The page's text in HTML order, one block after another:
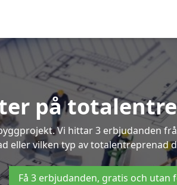
på
Vi hittar 3 erbjudanden
eller vilken typ av totalentreprenad
Få 3 erbjudanden, gratis och utan